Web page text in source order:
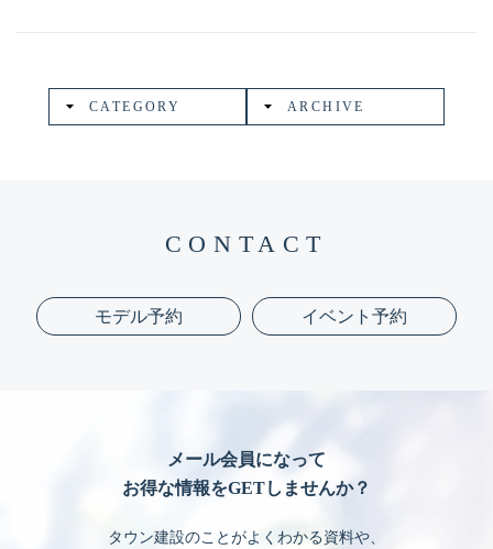
CATEGORY ARCHIVE
CONTACT
モデル予約 イベント予約
メール会員になって
お得な情報をGETしませんか？
タウン建設のことがよくわかる資料や、